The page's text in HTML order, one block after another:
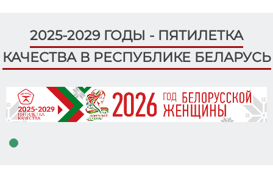
2025-2029 ГОДЫ - ПЯТИЛЕТКА
КАЧЕСТВА В РЕСПУБЛИКЕ БЕЛАРУСЬ